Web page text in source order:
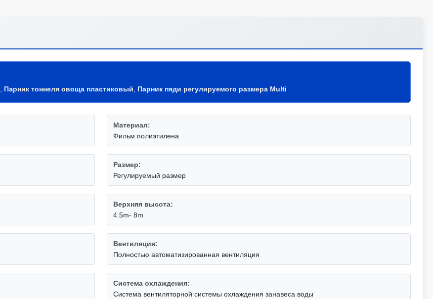
Парник тоннеля овоща пластиковый Парник пяди регулируемого размера Multi
Материал:
Фильм полиэтилена
Размер:
Регулируемый размер
Верхняя высота:
4.5m- 8m
Вентиляция:
Полностью автоматизированная вентиляция
Система охлаждения:
Система вентиляторной системы охлаждения занавеса воды